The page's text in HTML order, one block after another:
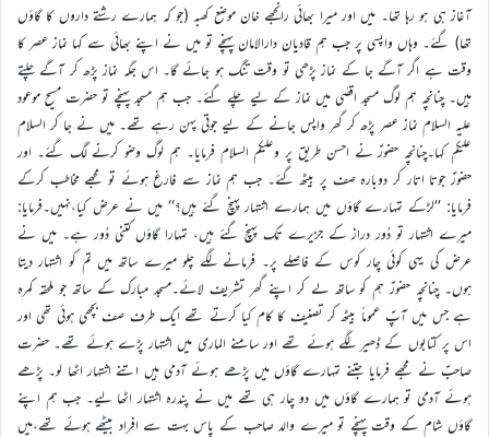
آغاز ہی ہو رہا تھا۔ میں اور میرا بھائی رانجھے خان موضع کھبہ (جو کہ ہمارے رشتے داروں کا گاؤں
تھا) گئے۔ وہاں واپسی پر جب ہم قادیان دارالامان پہنچے تو میں نے اپنے بھائی سے کہا نماز عصر کا
وقت ہے اگر آگے جا کے نماز پڑھی تو وقت تنگ ہو جائے گا۔ اس جگہ نماز پڑھ کر آگے چلتے
ہیں۔ چنانچہ ہم لوگ مسجد اقصٰی میں نماز کے لیے چلے گئے۔ جب ہم مسجد پہنچے تو حضرت مسیح موعود
علیہ السلام نماز عصر پڑھ کر گھر واپس جانے کے لیے جوتی پہن رہے تھے۔ میں نے جا کر السلام
علیکم کہا۔چنانچہ حضورؑ نے احسن طریق پر وعلیکم السلام فرمایا۔ ہم لوگ وضو کرنے لگ گئے۔ اور
حضورؑ جوتا اتار کر دوبارہ صف پر بیٹھ گئے۔ جب ہم نماز سے فارغ ہوئے تو مجھے مخاطب کرکے
فرمایا: ’’لڑکے تمہارے گاؤں میں ہمارے اشتہار پہنچ گئے ہیں؟‘‘ میں نے عرض کیا،نہیں۔فرمایا:
میرے اشتہار تو دُور دراز کے جزیرے تک پہنچ گئے ہیں، تمہارا گاؤں کتنی دُور ہے۔ میں نے
عرض کی یہی کوئی چار کوس کے فاصلے پر۔ فرمانے لگے چلو میرے ساتھ میں تم کو اشتہار دیتا
ہوں۔ چنانچہ حضورؑ ہم کو ساتھ لے کر اپنے گھر تشریف لائے۔مسجد مبارک کے ساتھ جو ملحقہ کمرہ
ہے جس میں آپؑ عموماً بیٹھ کر تصنیف کا کام کیا کرتے تھے ایک طرف صف بچھی ہوئی تھی اور
اس پر کتابوں کے ڈھیر لگے ہوئے تھے اور سامنے الماری میں اشتہار پڑے ہوئے تھے۔ حضرت
صاحبؑ نے مجھے فرمایا جتنے تمہارے گاؤں میں پڑھے ہوئے آدمی ہیں اتنے اشتہار اٹھا لو۔ پڑھے
ہوئے آدمی تو ہمارے گاؤں میں دو چار ہی تھے میں نے پندرہ اشتہار اٹھا لیے۔ جب ہم اپنے
گاؤں شام کے وقت پہنچے تو میرے والد صاحب کے پاس بہت سے افراد بیٹھے ہوئے تھے،میں